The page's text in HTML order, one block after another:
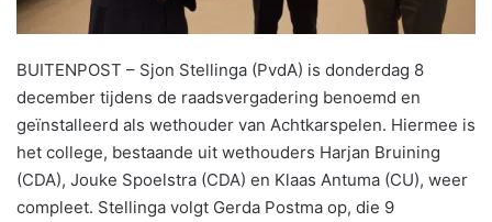
BUITENPOST – Sjon Stellinga (PvdA) is donderdag 8
december tijdens de raadsvergadering benoemd en
geïnstalleerd als wethouder van Achtkarspelen. Hiermee is
het college, bestaande uit wethouders Harjan Bruining
(CDA), Jouke Spoelstra (CDA) en Klaas Antuma (CU), weer
compleet. Stellinga volgt Gerda Postma op, die 9